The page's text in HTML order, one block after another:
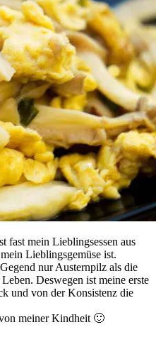
fast mein Lieblingsessen aus
Lieblingsgemüse ist.
nur Austernpilz als die
Deswegen ist meine erste
und von der Konsistenz die
meiner Kindheit 🙂